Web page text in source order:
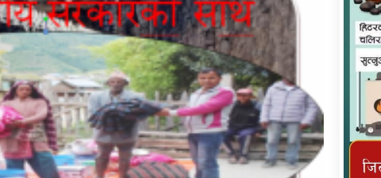
तातोपानी गाउँपालिका जुम्लाको महिला तथा
लैङ्गिक हिंसा सम्बन्धी सूचना सन्देश